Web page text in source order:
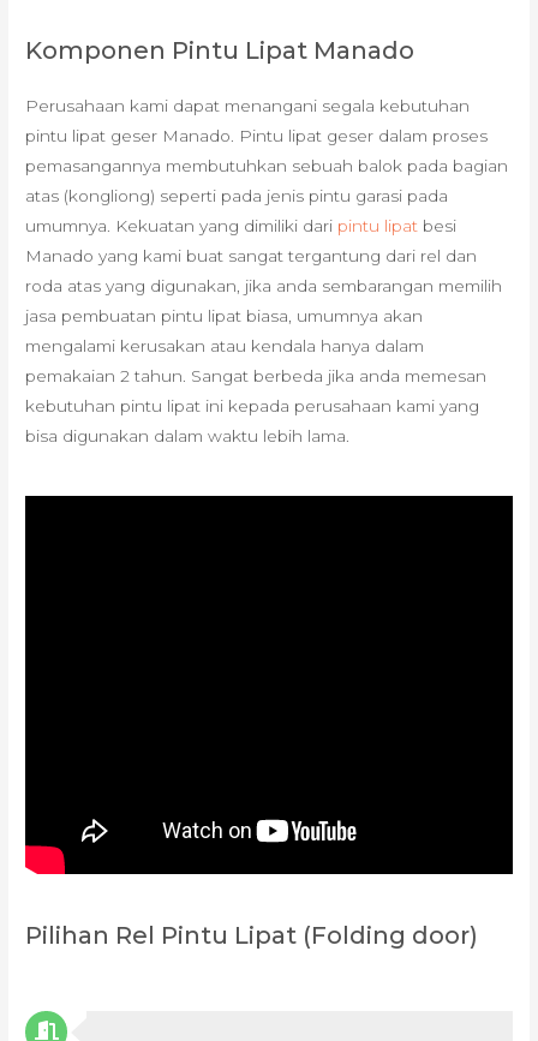
Komponen Pintu Lipat Manado
Perusahaan kami dapat menangani segala kebutuhan
pintu lipat geser Manado. Pintu lipat geser dalam proses
pemasangannya membutuhkan sebuah balok pada bagian
atas (kongliong) seperti pada jenis pintu garasi pada
umumnya. Kekuatan yang dimiliki dari pintu lipat besi
Manado yang kami buat sangat tergantung dari rel dan
roda atas yang digunakan, jika anda sembarangan memilih
jasa pembuatan pintu lipat biasa, umumnya akan
mengalami kerusakan atau kendala hanya dalam
pemakaian 2 tahun. Sangat berbeda jika anda memesan
kebutuhan pintu lipat ini kepada perusahaan kami yang
bisa digunakan dalam waktu lebih lama.
Pilihan Rel Pintu Lipat (Folding door)